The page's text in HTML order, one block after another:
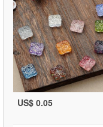
US$ 0.05